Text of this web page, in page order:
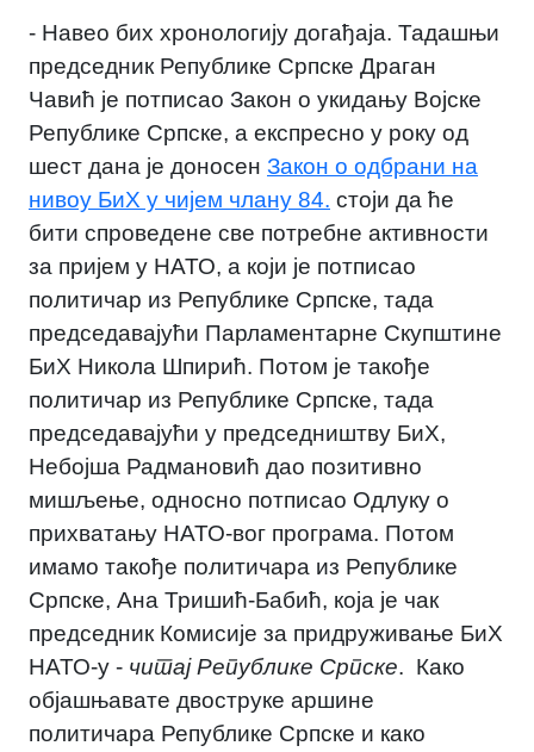
- Навео бих хронологију догађаја. Тадашњи
председник Републике Српске Драган
Чавић је потписао Закон о укидању Војске
Републике Српске, а експресно у року од
шест дана је доносен Закон о одбрани на
нивоу БиХ у чијем члану 84. стоји да ће
бити спроведене све потребне активности
за пријем у НАТО, а који је потписао
политичар из Републике Српске, тада
председавајући Парламентарне Скупштине
БиХ Никола Шпирић. Потом је такође
политичар из Републике Српске, тада
председавајући у председништву БиХ,
Небојша Радмановић дао позитивно
мишљење, односно потписао Одлуку о
прихватању НАТО-вог програма. Потом
имамо такође политичара из Републике
Српске, Ана Тришић-Бабић, која је чак
председник Комисије за придруживање БиХ
НАТО-у - читај Републике Српске. Како
објашњавате двоструке аршине
политичара Републике Српске и како